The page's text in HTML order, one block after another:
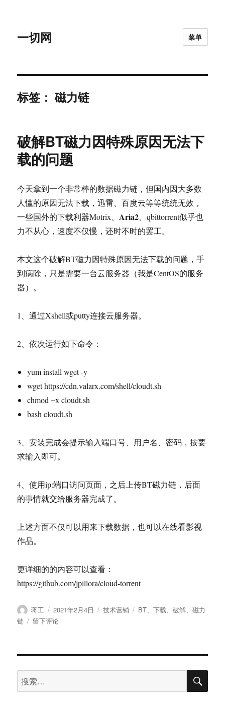
一切网 菜单
标签：磁力链
破解BT磁力因特殊原因无法下
载的问题
今天拿到一个非常棒的数据磁力链，但国内因大多数
人懂的原因无法下载，迅雷、百度云等等统统无效，
一些国外的下载利器Motrix、 Aria2 、qbittorrent似乎也
力不从心，速度不仅慢，还时不时的罢工。
本文这个破解BT磁力因特殊原因无法下载的问题，手
到病除，只是需要一台云服务器（我是CentOS的服务
器）。
1、通过Xshell或putty连接云服务器。
2、依次运行如下命令：
yum install wget -y
wget https://cdn.valarx.com/shell/cloudt.sh
chmod +x cloudt.sh
bash cloudt.sh
3、安装完成会提示输入端口号、用户名、密码，按要
求输入即可。
4、使用ip:端口访问页面，之后上传BT磁力链，后面
的事情就交给服务器完成了。
上述方面不仅可以用来下载数据，也可以在线看影视
作品。
更详细的的内容可以查看：
https://github.com/jpillora/cloud-torrent
作
者
蒋工
发
布
2021年2月4日
分
技术营销
标
BT、下载、破解、磁力
链
于
BT
力
因
特
留下评论
搜
索：
搜